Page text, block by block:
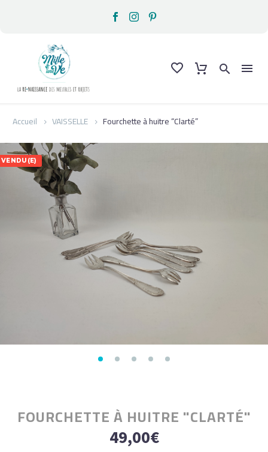
Accueil VAISSELLE Fourchette à huitre “Clarté”
VENDU(E)
FOURCHETTE À HUITRE "CLARTÉ"
49,00€